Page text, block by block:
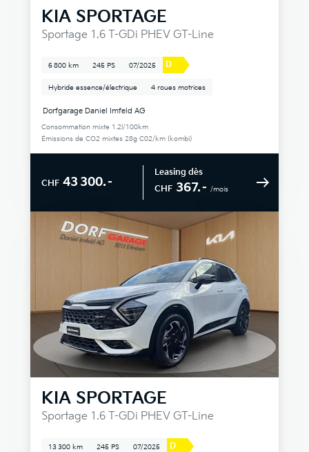
KIA SPORTAGE
Sportage 1.6 T-GDi PHEV GT-Line
6 800 km 245 PS 07/2025 D
Hybride essence/électrique 4 roues motrices
Dorfgarage Daniel Imfeld AG
Consommation mixte 1.2l/100km
Émissions de CO2 mixtes 28g C02/km (kombi)
CHF 43 300.–
Leasing dès
CHF 367.– /mois
KIA SPORTAGE
Sportage 1.6 T-GDi PHEV GT-Line
13 300 km 245 PS 07/2025 D